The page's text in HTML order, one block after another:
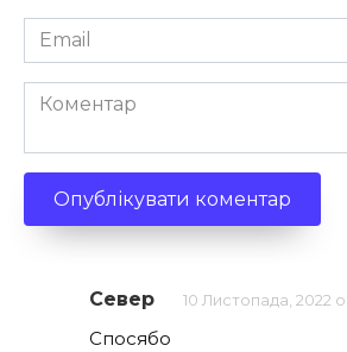
Email
*
Коментар
Север 10 Листопада, 2022 о
Спосябо